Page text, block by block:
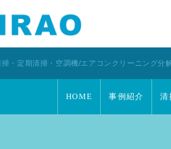
・定期清掃・空調機/エアコンクリーニング
HOME 事例紹介 清